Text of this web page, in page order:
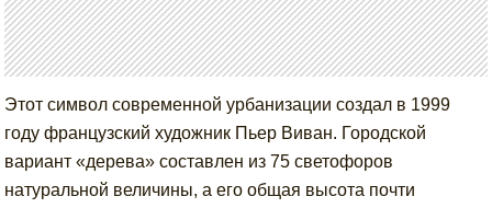
Этот символ современной урбанизации создал в 1999
году французский художник Пьер Виван. Городской
вариант «дерева» составлен из 75 светофоров
натуральной величины, а его общая высота почти